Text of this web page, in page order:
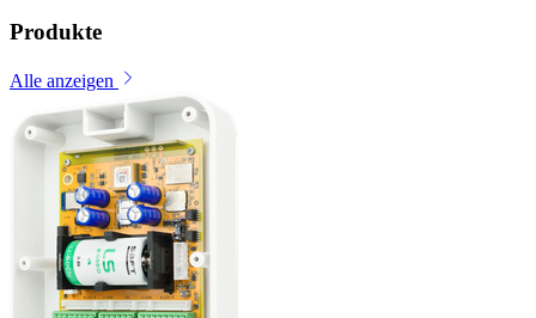
Produkte
Alle anzeigen